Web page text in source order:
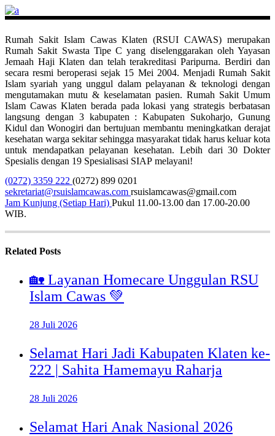
Rumah Sakit Islam Cawas Klaten (RSUI CAWAS) merupakan
Rumah Sakit Swasta Tipe C yang diselenggarakan oleh Yayasan
Jemaah Haji Klaten dan telah terakreditasi Paripurna. Berdiri dan
secara resmi beroperasi sejak 15 Mei 2004. Menjadi Rumah Sakit
Islam syariah yang unggul dalam pelayanan & teknologi dengan
mengutamakan mutu & keselamatan pasien. Rumah Sakit Umum
Islam Cawas Klaten berada pada lokasi yang strategis berbatasan
langsung dengan 3 kabupaten : Kabupaten Sukoharjo, Gunung
Kidul dan Wonogiri dan bertujuan membantu meningkatkan derajat
kesehatan warga sekitar sehingga masyarakat tidak harus keluar kota
untuk mendapatkan pelayanan kesehatan. Lebih dari 30 Dokter
Spesialis dengan 19 Spesialisasi SIAP melayani!
(0272) 3359 222 (0272) 899 0201
sekretariat@rsuislamcawas.com rsuislamcawas@gmail.com
Jam Kunjung (Setiap Hari) Pukul 11.00-13.00 dan 17.00-20.00
WIB.
Related Posts
🏡 Layanan Homecare Unggulan RSU
Islam Cawas 💚
28 Juli 2026
Selamat Hari Jadi Kabupaten Klaten ke-
222 | Sahita Hamemayu Raharja
28 Juli 2026
Selamat Hari Anak Nasional 2026